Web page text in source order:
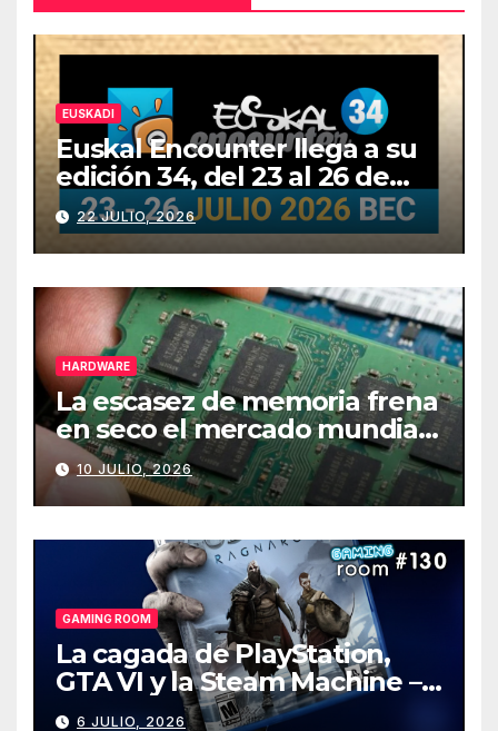
EUSKADI
Euskal Encounter llega a su
edición 34, del 23 al 26 de
julio
22 JULIO, 2026
HARDWARE
La escasez de memoria frena
en seco el mercado mundial
de PCs
10 JULIO, 2026
GAMING ROOM
La cagada de PlayStation,
GTA VI y la Steam Machine –
Gaming Room #130
6 JULIO, 2026